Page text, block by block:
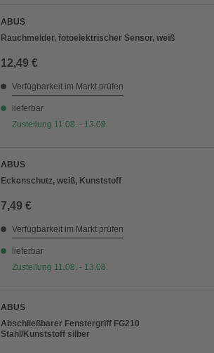
ABUS
Rauchmelder, fotoelektrischer Sensor, weiß
12,49 €
Verfügbarkeit im Markt prüfen
lieferbar
Zustellung 11.08. - 13.08.
ABUS
Eckenschutz, weiß, Kunststoff
7,49 €
Verfügbarkeit im Markt prüfen
lieferbar
Zustellung 11.08. - 13.08.
ABUS
Abschließbarer Fenstergriff FG210
Stahl/Kunststoff silber